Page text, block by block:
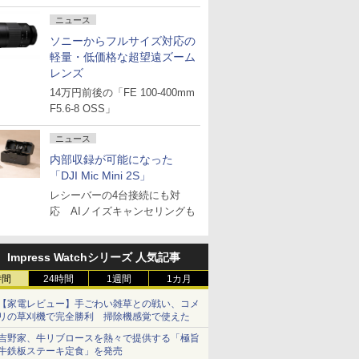
ニュース
ソニーからフルサイズ対応の
軽量・低価格な超望遠ズーム
レンズ
14万円前後の「FE 100-400mm
F5.6-8 OSS」
ニュース
内部収録が可能になった
「DJI Mic Mini 2S」
レシーバーの4台接続にも対
応 AIノイズキャンセリングも
Impress Watchシリーズ 人気記事
24時間 1週間 1カ月
家電レビュー】手ごわい雑草との戦い、コメ
の草刈機で完全勝利 掃除機感覚で使えた
野家、牛リブロースを熱々で提供する「極旨
鉄板ステーキ定食」を発売